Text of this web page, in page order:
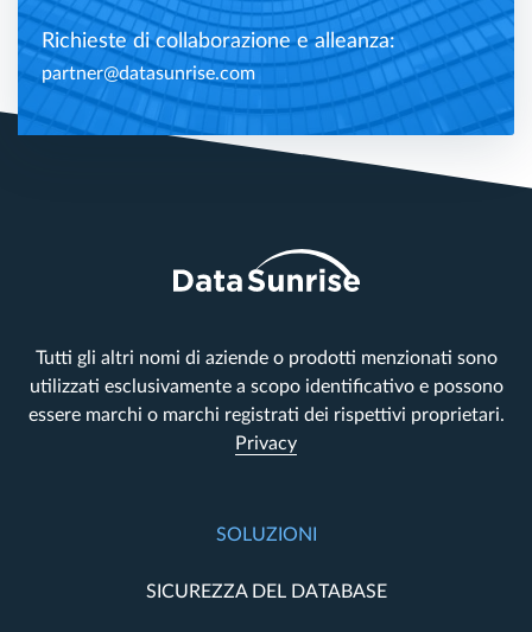
Richieste di collaborazione e alleanza:
partner@datasunrise.com
Tutti gli altri nomi di aziende o prodotti menzionati sono
utilizzati esclusivamente a scopo identificativo e possono
essere marchi o marchi registrati dei rispettivi proprietari.
Privacy
SOLUZIONI
SICUREZZA DEL DATABASE